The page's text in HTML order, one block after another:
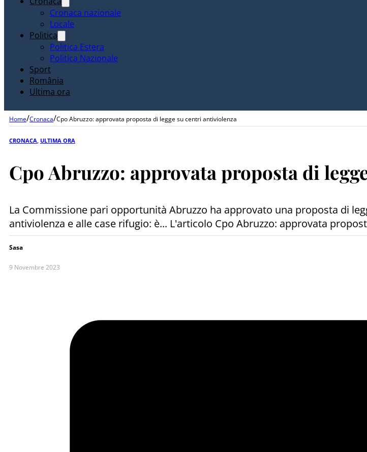
Cronaca nazionale
Locale
Politica
Politica Estera
Politica Nazionale
Sport
România
Ultima ora
Home/Cronaca/Cpo Abruzzo: approvata proposta di legge su centri antiviolenza
CRONACA ULTIMA ORA
Cpo Abruzzo: approvata proposta di
La Commissione pari opportunità Abruzzo ha approvato una proposta di
antiviolenza e alle case rifugio: è... L'articolo Cpo Abruzzo: approvata
Sasa
9 Novembre 2023